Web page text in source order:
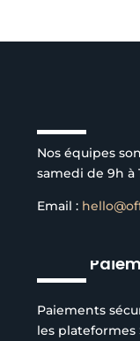
Nos équipes
samedi de 9h à
Email :
Paiements
les plateformes